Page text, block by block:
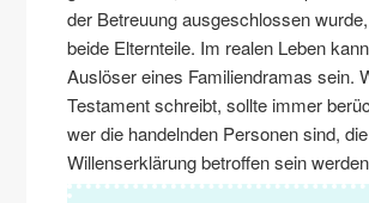
der Betreuung ausgeschlossen
beide Elternteile. Im realen Leben
Auslöser eines Familiendramas sein.
Testament schreibt, sollte immer
wer die handelnden Personen sind,
Willenserklärung betroffen sein